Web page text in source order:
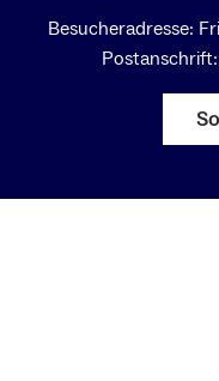
Besucheradresse: